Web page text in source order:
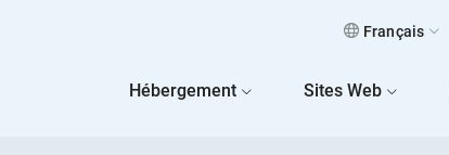
Français
Hébergement Sites Web